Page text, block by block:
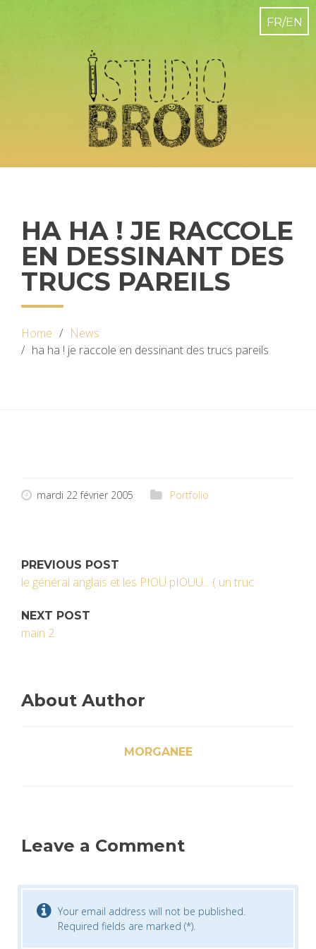
HA HA ! JE RACCOLE
EN DESSINANT DES
TRUCS PAREILS
Home
News
ha ha ! je raccole en dessinant des trucs pareils
mardi 22 février 2005 Portfolio
PREVIOUS POST
le général anglais et les PIOU pIOUU... ( un truc
NEXT POST
main 2
About Author
MORGANEE
Leave a Comment
Your email address will not be published.
Required fields are marked (*).